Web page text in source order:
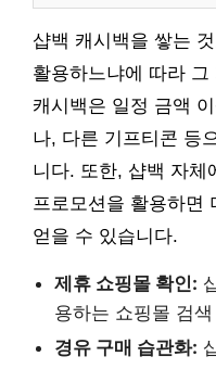
샵백 캐시백을 쌓는
활용하느냐에 따라
캐시백은 일정 금액
나, 다른 기프티콘 등
니다. 또한, 샵백 자체
프로모션을 활용하면
얻을 수 있습니다.
제휴 쇼핑몰 확인:
용하는 쇼핑몰 검색
경유 구매 습관화: